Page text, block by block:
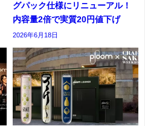
グパック仕様にリニューアル！
内容量2倍で実質20円値下げ
2026年6月18日